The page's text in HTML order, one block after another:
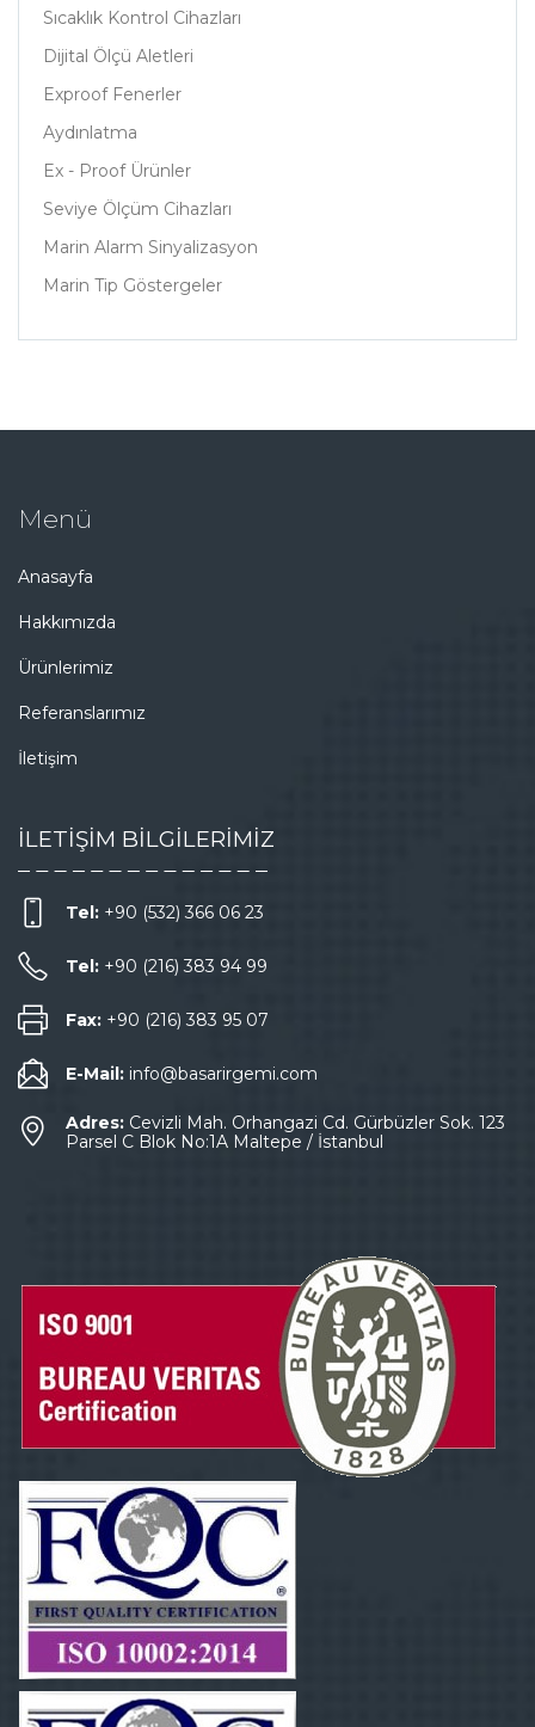
Sıcaklık Kontrol Cihazları
Dijital Ölçü Aletleri
Exproof Fenerler
Aydınlatma
Ex - Proof Ürünler
Seviye Ölçüm Cihazları
Marin Alarm Sinyalizasyon
Marin Tip Göstergeler
Menü
Anasayfa
Hakkımızda
Ürünlerimiz
Referanslarımız
İletişim
İLETİŞİM BİLGİLERİMİZ
Tel: +90 (532) 366 06 23
Tel: +90 (216) 383 94 99
Fax: +90 (216) 383 95 07
E-Mail: info@basarirgemi.com
Adres: Cevizli Mah. Orhangazi Cd. Gürbüzler Sok. 123
Parsel C Blok No:1A Maltepe / İstanbul